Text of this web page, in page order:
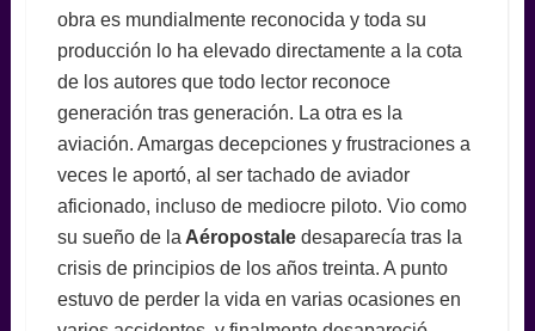
obra es mundialmente reconocida y toda su
producción lo ha elevado directamente a la cota
de los autores que todo lector reconoce
generación tras generación. La otra es la
aviación. Amargas decepciones y frustraciones a
veces le aportó, al ser tachado de aviador
aficionado, incluso de mediocre piloto. Vio como
su sueño de la Aéropostaledesaparecía tras la
crisis de principios de los años treinta. A punto
estuvo de perder la vida en varias ocasiones en